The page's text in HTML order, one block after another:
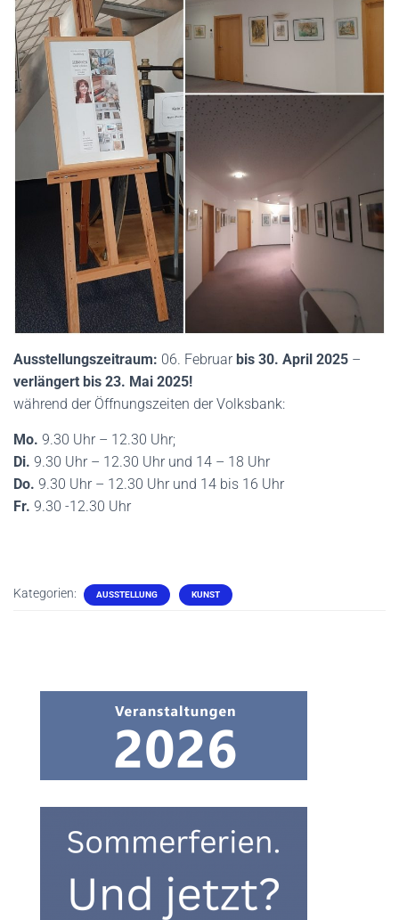
Ausstellungszeitraum: 06. Februarbis 30. April 2025 –
verlängert bis 23. Mai 2025!
während der Öffnungszeiten der Volksbank:
Mo. 9.30 Uhr – 12.30 Uhr;
Di. 9.30 Uhr – 12.30 Uhr und 14 – 18 Uhr
Do. 9.30 Uhr – 12.30 Uhr und 14 bis 16 Uhr
Fr. 9.30 -12.30 Uhr
Kategorien: AUSSTELLUNG KUNST